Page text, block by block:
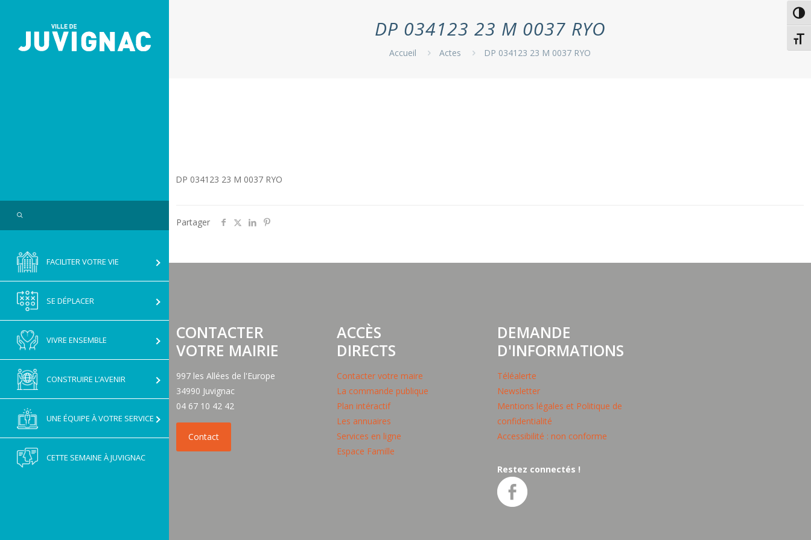
Search
FACILITER VOTRE VIE
SE DÉPLACER
VIVRE ENSEMBLE
CONSTRUIRE L’AVENIR
UNE ÉQUIPE À VOTRE SERVICE
CETTE SEMAINE À JUVIGNAC
DP 034123 23 M 0037 RYO
Accueil Actes DP 034123 23 M 0037 RYO
DP 034123 23 M 0037 RYO
Partager
CONTACTER
VOTRE MAIRIE
997 les Allées de l'Europe
34990 Juvignac
04 67 10 42 42
ACCÈS
DIRECTS
Contacter votre maire
La commande publique
Plan intéractif
Les annuaires
Services en ligne
Espace Famille
DEMANDE
D'INFORMATIONS
Téléalerte
Newsletter
Mentions légales et Politique de
confidentialité
Accessibilité : non conforme
Restez connectés !